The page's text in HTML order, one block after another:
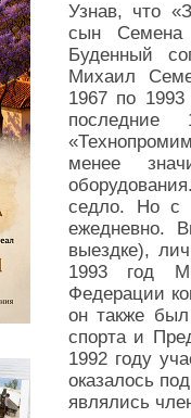
Узнав, что
сын Семена
Буденный
Михаил
1967 по
менее
седло. Но с
ежедневно.
выездке),
1993 год
Федерации
он также
спорта и
1992 году
оказалось
являлись